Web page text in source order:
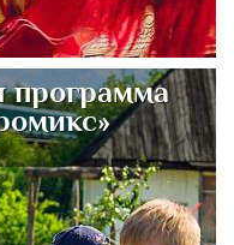
программа